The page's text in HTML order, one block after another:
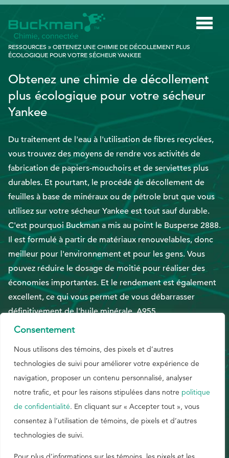
Consentement
Nous utilisons des témoins, des pixels et d’autres
technologies de suivi pour améliorer votre expérience de
navigation, proposer un contenu personnalisé, analyser
notre trafic, et pour les raisons stipulées dans notre politique
de confidentialité. En cliquant sur « Accepter tout », vous
consentez à l’utilisation de témoins, de pixels et d’autres
technologies de suivi.
INDUSTRIES
TECHNOLOGIE INTELLIGENTE
INNOVATION
APPLICATIONS
DURABILITÉ
À PROPOS DE NOUS
RESSOURCES
BLOGUE
EthicsPoint
Nous joindre
Carrières
Ackumen
English
Rechercher
:
Rechercher
RESSOURCES »OBTENEZ UNE CHIMIE DE DÉCOLLEMENT PLUS
ÉCOLOGIQUE POUR VOTRE SÉCHEUR YANKEE
Obtenez une chimie de décollement
plus écologique pour votre sécheur
Yankee
Du traitement de l'eau à l'utilisation de fibres recyclées,
vous trouvez des moyens de rendre vos activités de
fabrication de papiers-mouchoirs et de serviettes plus
durables. Et pourtant, le procédé de décollement de
feuilles à base de minéraux ou de pétrole brut que vous
utilisez sur votre sécheur Yankee est tout sauf durable.
C'est pourquoi Buckman a mis au point le Busperse 2888.
Il est formulé à partir de matériaux renouvelables, donc
meilleur pour l'environnement et pour les gens. Vous
pouvez réduire le dosage de moitié pour réaliser des
économies importantes. Et le rendement est également
excellent, ce qui vous permet de vous débarrasser
définitivement de l'huile minérale. A955.
ANGLAIS
PORTUGUAIS